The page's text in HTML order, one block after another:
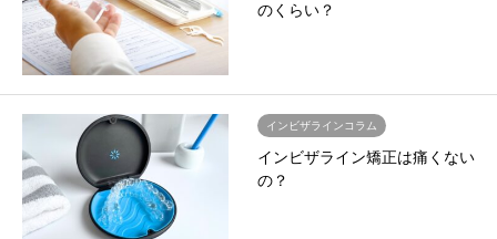
のくらい？
インビザラインコラム
インビザライン矯正は痛くない
の？